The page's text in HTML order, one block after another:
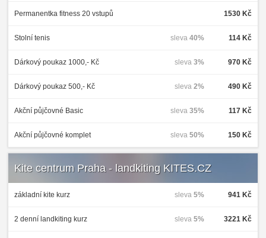
Permanentka fitness 20 vstupů 1530 Kč
Stolní tenis 114 Kč
sleva 40%
Dárkový poukaz 1000,- Kč 970 Kč
sleva 3%
Dárkový poukaz 500,- Kč 490 Kč
sleva 2%
Akční půjčovné Basic 117 Kč
sleva 35%
Akční půjčovné komplet 150 Kč
sleva 50%
Kite centrum Praha - landkiting KITES.CZ
základní kite kurz 941 Kč
sleva 5%
2 denní landkiting kurz 3221 Kč
sleva 5%